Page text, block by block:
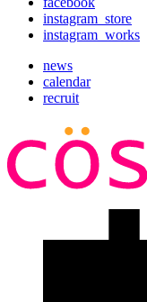
instagram_store
instagram_works
news
calendar
recruit